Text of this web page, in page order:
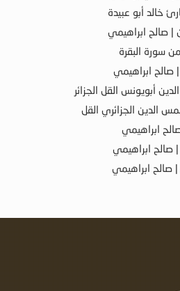
خالد أبو عبيدة
| صالح ابراهيمي
سورة البقرة
صالح ابراهيمي
أبويونس القل الجزائر
الدين الجزائري القل
ابراهيمي
صالح ابراهيمي
صالح ابراهيمي